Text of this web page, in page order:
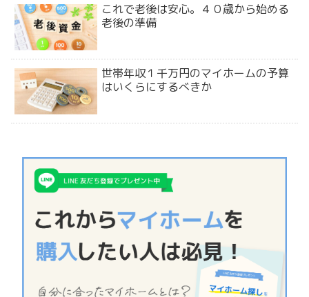
これで老後は安心。４０歳から始める
老後の準備
世帯年収１千万円のマイホームの予算
はいくらにするべきか